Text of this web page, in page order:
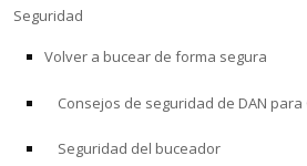
Tienda
Alert Diver
Seguridad
Volver a bucear de forma segura
Consejos de seguridad de DAN
Seguridad del buceador